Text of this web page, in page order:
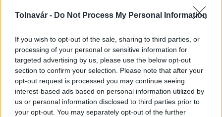
Tolnavár - Do Not Process My Personal Information
If you wish to opt-out of the sale, sharing to third parties, or
processing of your personal or sensitive information for
targeted advertising by us, please use the below opt-out
section to confirm your selection. Please note that after your
opt-out request is processed you may continue seeing
interest-based ads based on personal information utilized by
us or personal information disclosed to third parties prior to
your opt-out. You may separately opt-out of the further
Név
E-mail cím
Feliratkozom a hírlevélre és elfogadom azadatvédelmi
szabályzatot!